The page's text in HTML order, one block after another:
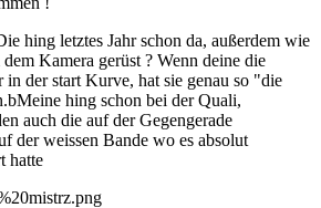
hing letztes Jahr schon da, außerdem wie
Kamera gerüst ? Wenn deine die
in der start Kurve, hat sie genau so "die
hing schon bei der Quali,
auch die auf der Gegengerade
der weissen Bande wo es absolut
hatte